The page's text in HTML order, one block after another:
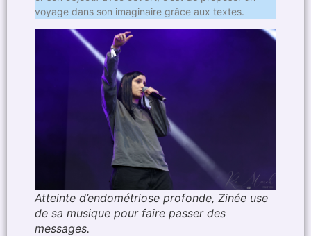
voyage dans son imaginaire grâce aux textes.
Atteinte d’endométriose profonde, Zinée use
de sa musique pour faire passer des
messages.